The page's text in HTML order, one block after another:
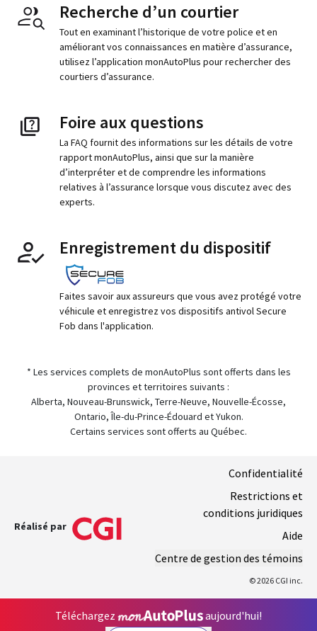
Recherche d’un courtier
Tout en examinant l’historique de votre police et en
améliorant vos connaissances en matière d’assurance,
utilisez l’application monAutoPlus pour rechercher des
courtiers d’assurance.
Foire aux questions
La FAQ fournit des informations sur les détails de votre
rapport monAutoPlus, ainsi que sur la manière
d’interpréter et de comprendre les informations
relatives à l’assurance lorsque vous discutez avec des
experts.
Enregistrement du dispositif
Faites savoir aux assureurs que vous avez protégé votre
véhicule et enregistrez vos dispositifs antivol Secure
Fob dans l'application.
* Les services complets de monAutoPlus sont offerts dans les
provinces et territoires suivants :
Alberta, Nouveau-Brunswick, Terre-Neuve, Nouvelle-Écosse,
Ontario, Île-du-Prince-Édouard et Yukon.
Certains services sont offerts au Québec.
Réalisé par
Confidentialité
Restrictions et
conditions juridiques
Aide
Centre de gestion des témoins
© 2026 CGI inc.
Téléchargez aujourd'hui!